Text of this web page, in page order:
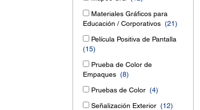
Materiales Gráficos para
Educación / Corporativos (21)
Película Positiva de Pantalla
(15)
Prueba de Color de
Empaques (8)
Pruebas de Color (4)
Señalización Exterior (12)